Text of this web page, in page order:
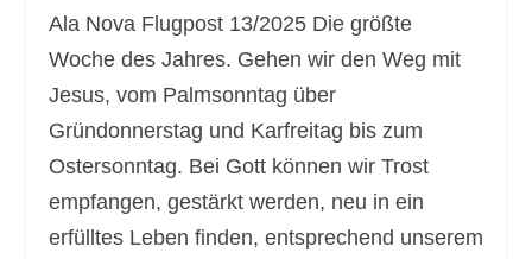
Newsfeed
Kontakt
Gottesdienste
Unsere Angebote
Kinderkirche
Ala Nova Flugpost 13/2025 Die größte
Woche des Jahres. Gehen wir den Weg mit
Jesus, vom Palmsonntag über
Gründonnerstag und Karfreitag bis zum
Ostersonntag. Bei Gott können wir Trost
empfangen, gestärkt werden, neu in ein
erfülltes Leben finden, entsprechend unserem